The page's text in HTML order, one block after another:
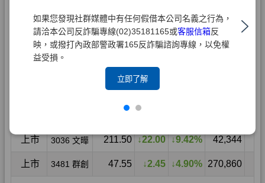
如果您發現社群媒體中有任何假借本公司名義之行為，
請洽本公司反詐騙專線(02)35181165或客服信箱反
映，或撥打內政部警政署165反詐騙諮詢專線，以免權
益受損。
立即了解